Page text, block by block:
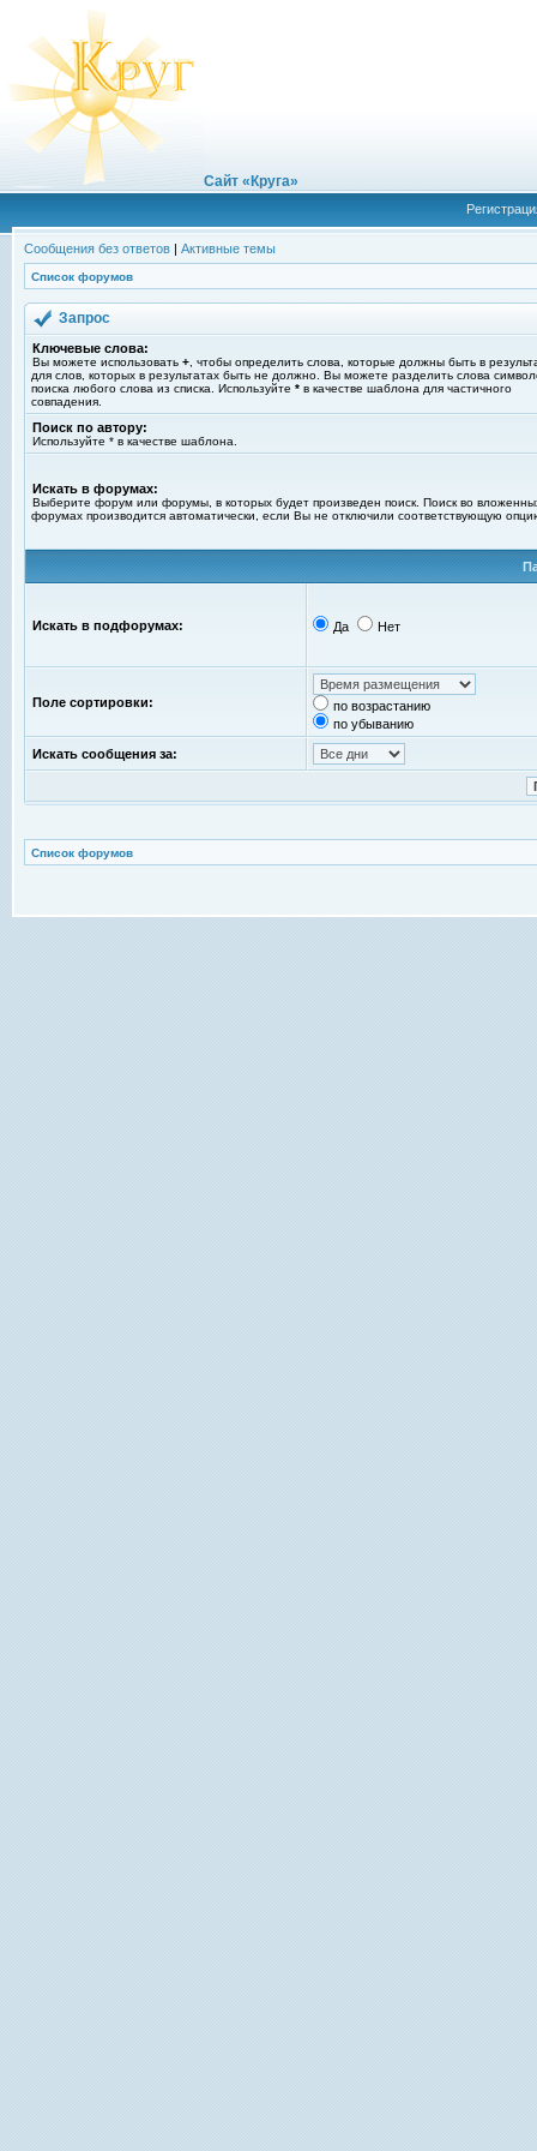
Сайт «Круга»
Сообщения без ответов | Активные темы
Список форумов
Запрос
Ключевые слова:
Вы можете использовать + , чтобы определить слова, которые должны быть в
для слов, которых в результатах быть не должно. Вы можете разделить слова
поиска любого слова из списка. Используйте * в качестве шаблона для частичного
совпадения.
Поиск по автору:
Используйте * в качестве шаблона.
Искать в форумах:
Выберите форум или форумы, в которых будет произведен поиск. Поиск во
форумах производится автоматически, если Вы не отключили соответствующую
Искать в подфорумах: Да Нет
Поле сортировки:
по возрастанию
по убыванию
Искать сообщения за:
Список форумов